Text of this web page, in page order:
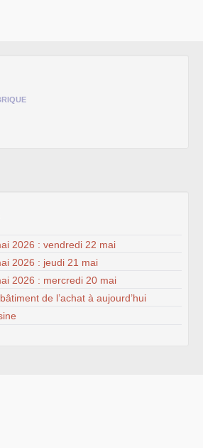
2026 : vendredi 22 mai
2026 : jeudi 21 mai
2026 : mercredi 20 mai
de l’achat à aujourd’hui